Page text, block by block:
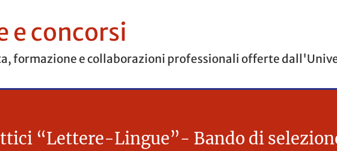
e concorsi
formazione e collaborazioni professionali offerte
“Lettere-Lingue”- Bando di